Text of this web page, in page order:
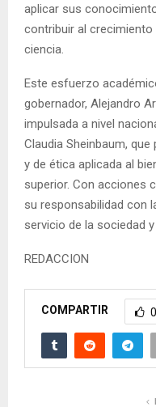
aplicar sus
contribuir al crecimiento
ciencia.
Este esfuerzo
gobernador, Alejandro
impulsada a nivel
Claudia Sheinbaum,
y de ética aplicada al
superior. Con acciones
su responsabilidad con
servicio de la sociedad
REDACCION
COMPARTIR 0